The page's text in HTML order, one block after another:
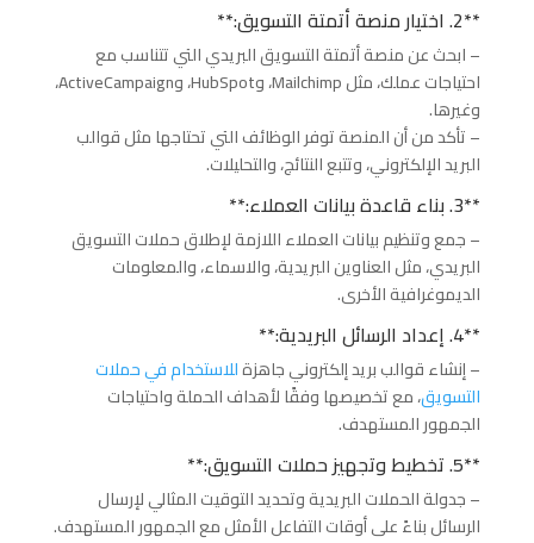
**2. اختيار منصة أتمتة التسويق:**
– ابحث عن منصة أتمتة التسويق البريدي التي تتناسب مع
احتياجات عملك، مثل Mailchimp، وHubSpot، وActiveCampaign،
وغيرها.
– تأكد من أن المنصة توفر الوظائف التي تحتاجها مثل قوالب
البريد الإلكتروني، وتتبع النتائج، والتحليلات.
**3. بناء قاعدة بيانات العملاء:**
– جمع وتنظيم بيانات العملاء اللازمة لإطلاق حملات التسويق
البريدي، مثل العناوين البريدية، والاسماء، والمعلومات
الديموغرافية الأخرى.
**4. إعداد الرسائل البريدية:**
– إنشاء قوالب بريد إلكتروني جاهزةللاستخدام في حملات
التسويق، مع تخصيصها وفقًا لأهداف الحملة واحتياجات
الجمهور المستهدف.
**5. تخطيط وتجهيز حملات التسويق:**
– جدولة الحملات البريدية وتحديد التوقيت المثالي لإرسال
الرسائل بناءً على أوقات التفاعل الأمثل مع الجمهور المستهدف.